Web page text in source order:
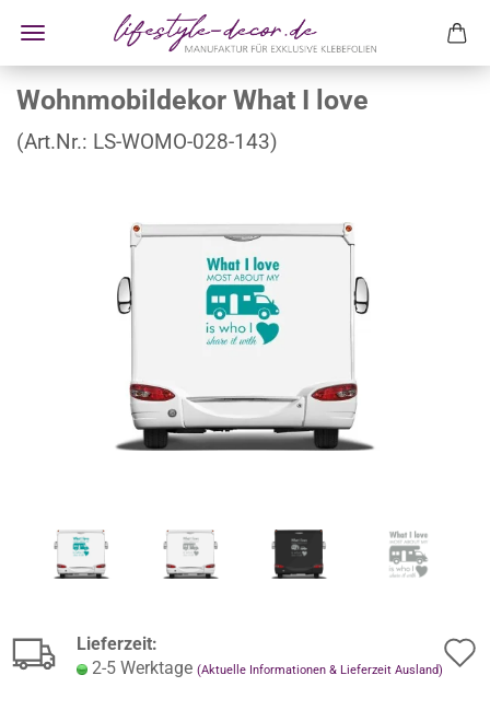
Wohnmobildekor What I love
(Art.Nr.: LS-WOMO-028-143)
Lieferzeit:
2-5 Werktage (Aktuelle Informationen & Lieferzeit Ausland)